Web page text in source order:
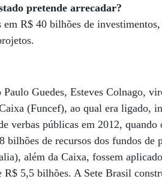
pretende arrecadar?
em R$ 40 bilhões de
Paulo Guedes, Esteves Colnago,
(Funcef), ao qual era ligado,
verbas públicas em 2012,
bilhões de recursos dos fundos
além da Caixa, fossem
R$ 5,5 bilhões. A Sete Brasil